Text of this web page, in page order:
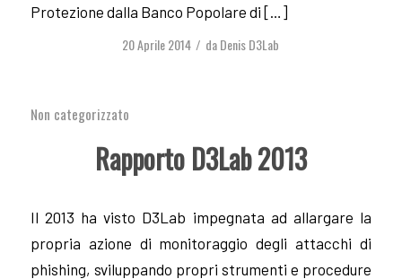
Protezione dalla Banco Popolare di […]
20 Aprile 2014 / daDenis D3Lab
Non categorizzato
Rapporto D3Lab 2013
Il 2013 ha visto D3Lab impegnata ad allargare la
propria azione di monitoraggio degli attacchi di
phishing, sviluppando propri strumenti e procedure